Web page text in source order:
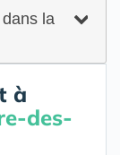
la
à
des-